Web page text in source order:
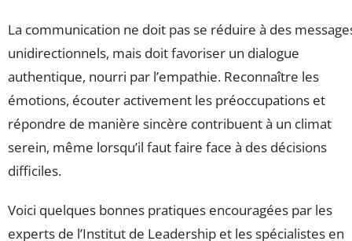
La communication ne doit pas se réduire à des
unidirectionnels, mais doit favoriser un dialogue
authentique, nourri par l’empathie. Reconnaître les
émotions, écouter activement les préoccupations et
répondre de manière sincère contribuent à un climat
serein, même lorsqu’il faut faire face à des décisions
difficiles.
Voici quelques bonnes pratiques encouragées par les
experts de l’Institut de Leadership et les spécialistes en